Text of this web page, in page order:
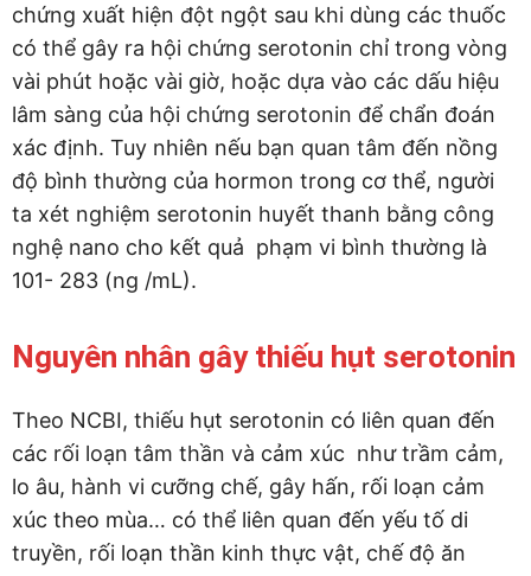
chứng xuất hiện đột ngột sau khi dùng các thuốc
có thể gây ra hội chứng serotonin chỉ trong vòng
vài phút hoặc vài giờ, hoặc dựa vào các dấu hiệu
lâm sàng của hội chứng serotonin để chẩn đoán
xác định. Tuy nhiên nếu bạn quan tâm đến nồng
độ bình thường của hormon trong cơ thể, người
ta xét nghiệm serotonin huyết thanh bằng công
nghệ nano cho kết quả phạm vi bình thường là
101- 283 (ng /mL).
Nguyên nhân gây thiếu hụt serotonin
Theo NCBI, thiếu hụt serotonin có liên quan đến
các rối loạn tâm thần và cảm xúc như trầm cảm,
lo âu, hành vi cưỡng chế, gây hấn, rối loạn cảm
xúc theo mùa… có thể liên quan đến yếu tố di
truyền, rối loạn thần kinh thực vật, chế độ ăn